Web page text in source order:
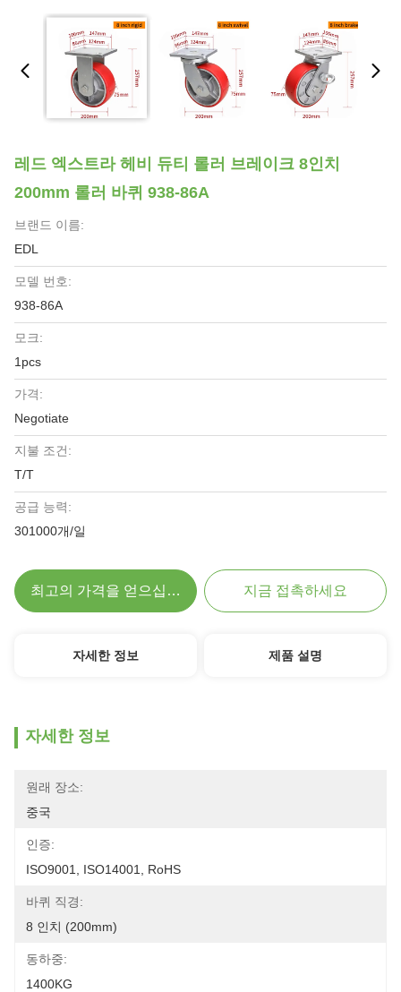
레드 엑스트라 헤비 듀티 롤러 브레이크 8인치
200mm 롤러 바퀴 938-86A
브랜드 이름:
EDL
모델 번호:
938-86A
모크:
1pcs
가격:
Negotiate
지불 조건:
T/T
공급 능력:
301000개/일
최고의 가격을 얻으십시오 지금 접촉하세요
자세한 정보 제품 설명
자세한 정보
원래 장소:
중국
인증:
ISO9001, ISO14001, RoHS
바퀴 직경:
8 인치 (200mm)
동하중:
1400KG